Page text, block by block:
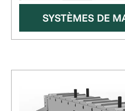
SYSTÈMES DE